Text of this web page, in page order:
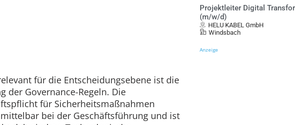
für die Entscheidungsebene ist die
der Governance-Regeln. Die
für Sicherheitsmaßnahmen
bei der Geschäftsführung und ist
Projektleiter Digital
(m/w/d)
HELU KABEL GmbH
Windsbach
Anzeige